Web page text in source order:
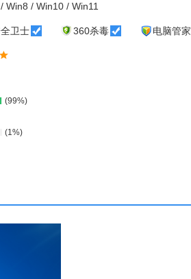
Win8 / Win10 / Win11
卫士 360杀毒 电脑管家
(99%)
(1%)